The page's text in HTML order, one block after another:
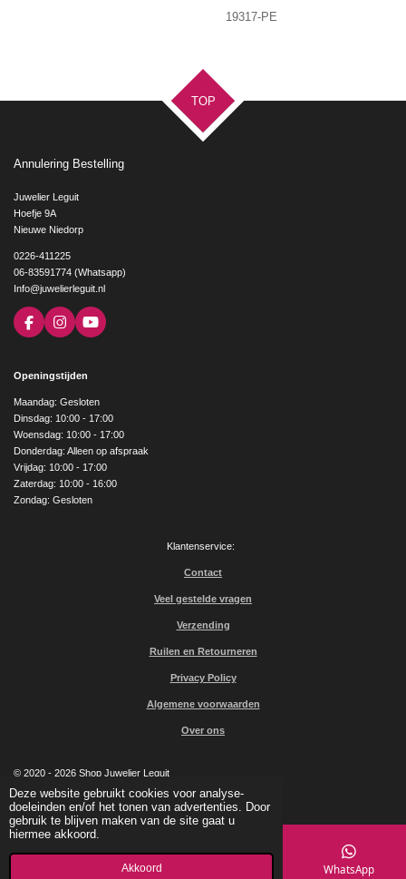
Deze website gebruikt cookies voor analyse-
doeleinden en/of het tonen van advertenties. Door
gebruik te blijven maken van de site gaat u
hiermee akkoord.
Akkoord
19317-PE
TOP
Annulering Bestelling
Juwelier Leguit
Hoefje 9A
Nieuwe Niedorp
0226-411225
06-83591774 (Whatsapp)
Info@juwelierleguit.nl
F
a
b
o
k
I
n
a
g
r
a
m
Y
o
e
Openingstijden
Maandag: Gesloten
Dinsdag: 10:00 - 17:00
Woensdag: 10:00 - 17:00
Donderdag: Alleen op afspraak
Vrijdag: 10:00 - 17:00
Zaterdag: 10:00 - 16:00
Zondag: Gesloten
Klantenservice:
Contact
Veel gestelde vragen
Verzending
Ruilen en Retourneren
Privacy Policy
Algemene voorwaarden
Over ons
© 2020 - 2026 Shop Juwelier Leguit
Powered byJouwWeb
Kaart WhatsApp